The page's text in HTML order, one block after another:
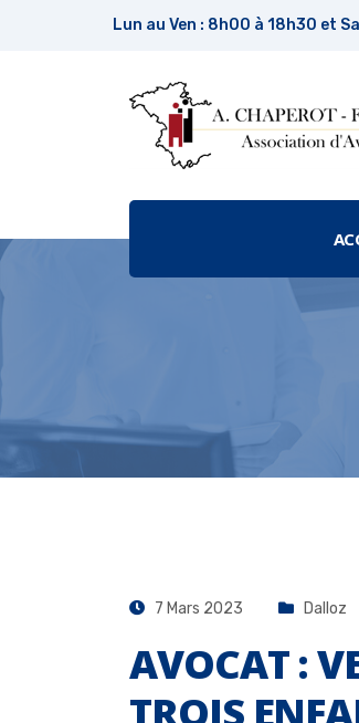
Lun au Ven : 8h00 à 18h30 et
7 Mars 2023 Dalloz
AVOCAT :